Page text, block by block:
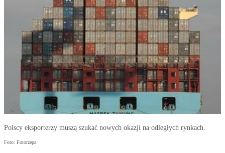
Polscy eksporterzy muszą szukać nowych okazji na odległych rynkach.
Foto: Fotorzepa